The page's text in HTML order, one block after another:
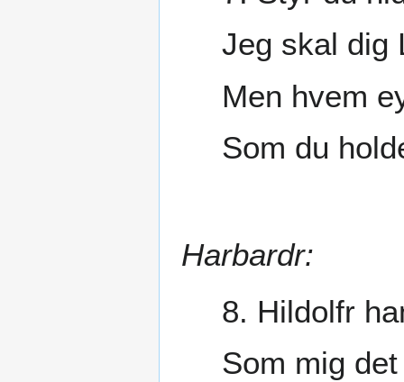
Jeg skal dig
Men hvem
Som du
Harbardr:
8. Hildolfr
Som mig